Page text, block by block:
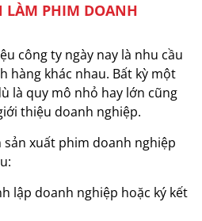
LÀM PHIM DOANH
công ty ngày nay là nhu cầu
hàng khác nhau. Bất kỳ một
là quy mô nhỏ hay lớn cũng
thiệu doanh nghiệp.
xuất phim doanh nghiệp
lập doanh nghiệp hoặc ký kết